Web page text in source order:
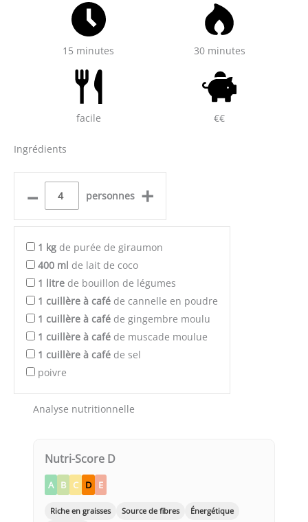
15 minutes 30 minutes
facile €€
Ingrédients
– personnes +
1 kg de purée de giraumon
400 ml de lait de coco
1 litre de bouillon de légumes
1 cuillère à café de cannelle en poudre
1 cuillère à café de gingembre moulu
1 cuillère à café de muscade moulue
1 cuillère à café de sel
poivre
Analyse nutritionnelle
Nutri-Score D
A B C D E
Riche en graisses Source de fibres
Énergétique